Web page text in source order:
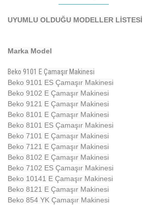
UYUMLU OLDUĞU MODELLER LİSTESİ
Marka Model
Beko 9101 E Çamaşır Makinesi
Beko 9101 ES Çamaşır Makinesi
Beko 9102 E Çamaşır Makinesi
Beko 9121 E Çamaşır Makinesi
Beko 8101 E Çamaşır Makinesi
Beko 8101 ES Çamaşır Makinesi
Beko 7101 E Çamaşır Makinesi
Beko 7121 E Çamaşır Makinesi
Beko 8102 E Çamaşır Makinesi
Beko 7102 ES Çamaşır Makinesi
Beko 10141 E Çamaşır Makinesi
Beko 8121 E Çamaşır Makinesi
Beko 854 YK Çamaşır Makinesi